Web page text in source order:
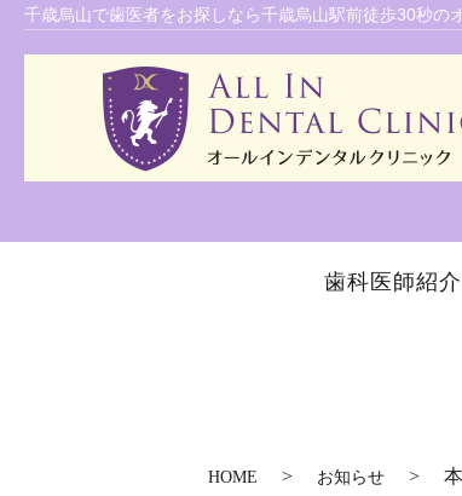
千歳烏山で歯医者をお探しなら千歳烏山駅前徒歩30秒の
歯科医師紹介
HOME お知らせ